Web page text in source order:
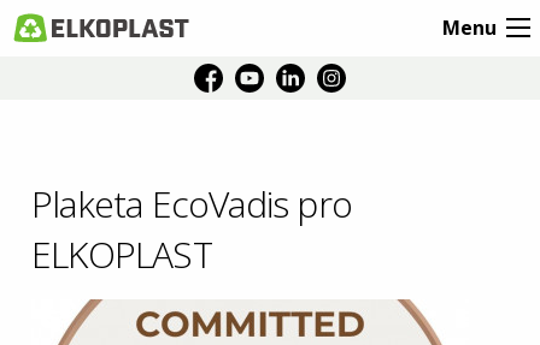
Menu
Plaketa EcoVadis pro
ELKOPLAST